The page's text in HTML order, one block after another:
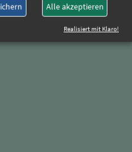
Alle akzeptieren
Realisiert mit Klaro!